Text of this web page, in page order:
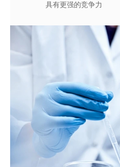
具有更强的竞争力